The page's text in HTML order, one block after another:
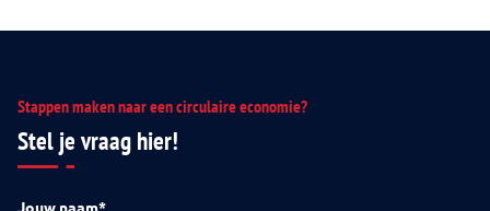
Stappen maken naar een circulaire economie?
Stel je vraag hier!
Jouw naam*